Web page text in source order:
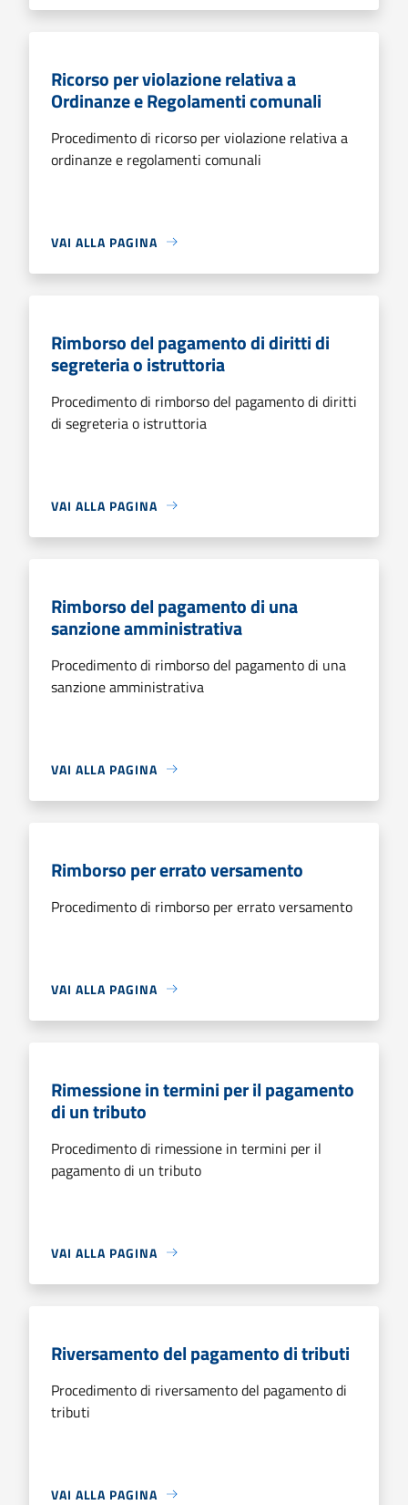
Ricorso per violazione relativa a
Ordinanze e Regolamenti comunali
Procedimento di ricorso per violazione relativa a
ordinanze e regolamenti comunali
VAI ALLA PAGINA
Rimborso del pagamento di diritti di
segreteria o istruttoria
Procedimento di rimborso del pagamento di diritti
di segreteria o istruttoria
VAI ALLA PAGINA
Rimborso del pagamento di una
sanzione amministrativa
Procedimento di rimborso del pagamento di una
sanzione amministrativa
VAI ALLA PAGINA
Rimborso per errato versamento
Procedimento di rimborso per errato versamento
VAI ALLA PAGINA
Rimessione in termini per il pagamento
di un tributo
Procedimento di rimessione in termini per il
pagamento di un tributo
VAI ALLA PAGINA
Riversamento del pagamento di tributi
Procedimento di riversamento del pagamento di
tributi
VAI ALLA PAGINA